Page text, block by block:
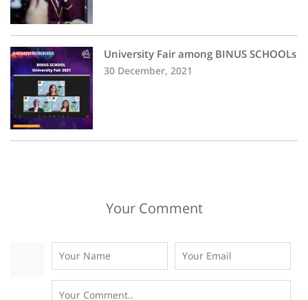
University Fair among BINUS SCHOOLs
30 December, 2021
Your Comment